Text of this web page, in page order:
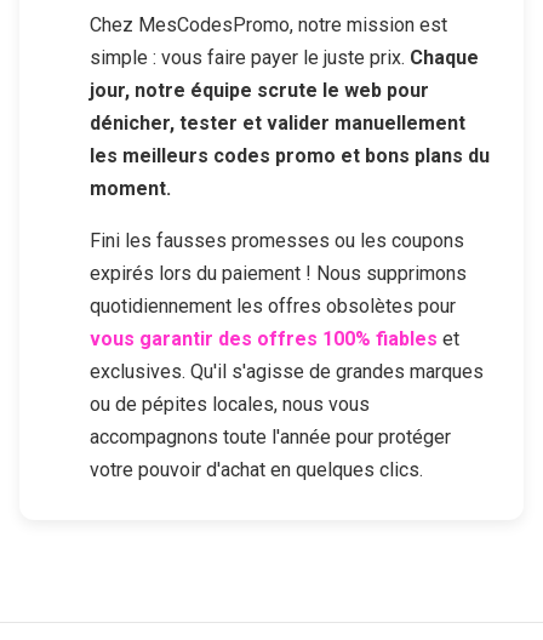
Chez MesCodesPromo, notre mission est
simple : vous faire payer le juste prix. Chaque
jour, notre équipe scrute le web pour
dénicher, tester et valider manuellement
les meilleurs codes promo et bons plans du
moment.
Fini les fausses promesses ou les coupons
expirés lors du paiement ! Nous supprimons
quotidiennement les offres obsolètes pour
vous garantir des offres 100% fiables et
exclusives. Qu'il s'agisse de grandes marques
ou de pépites locales, nous vous
accompagnons toute l'année pour protéger
votre pouvoir d'achat en quelques clics.